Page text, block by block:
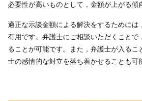
必要性が高いものとして，金額が上がる傾
適正な示談金額による解決をするためには
有用です。弁護士にご相談いただくことで
ることが可能です。また，弁護士が入るこ
士の感情的な対立を落ち着かせることも可